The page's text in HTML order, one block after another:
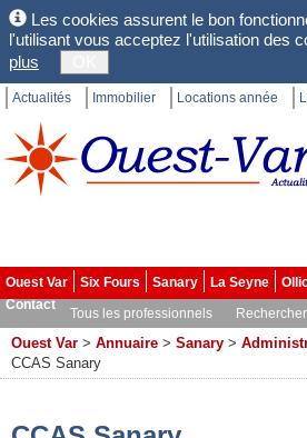
Les cookies assurent le bon
l'utilisant vous acceptez l'utilisation des
plus
Actualités Immobilier Locations année
Ouest Var Six Fours Sanary La Seyne
Contact
Tous les professionnels Rechercher
Ouest Var > Annuaire > Sanary >
CCAS Sanary